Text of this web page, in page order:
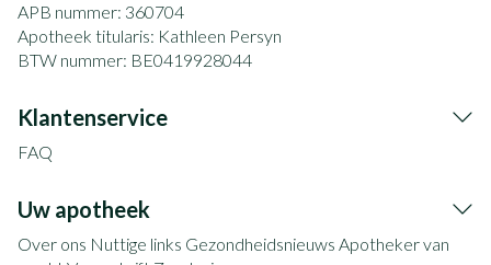
APB nummer: 360704
Apotheek titularis: Kathleen Persyn
BTW nummer: BE0419928044
Klantenservice
FAQ
Uw apotheek
Over ons Nuttige links Gezondheidsnieuws Apotheker van